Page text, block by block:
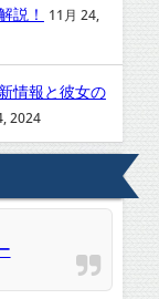
説！
11月 24,
情報と彼女の
2024